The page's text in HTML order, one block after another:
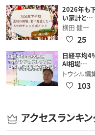
2026年も
い家計と…
横田 健一
25
日経平均4
AI相場…
トウシル編
103
アクセスランキ